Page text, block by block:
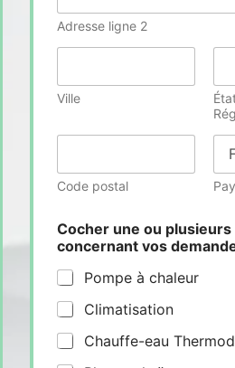
Adresse ligne 2
Ville
Code postal
Cocher une ou plusieurs
concernant vos
Pompe à chaleur
Climatisation
Chauffe-eau